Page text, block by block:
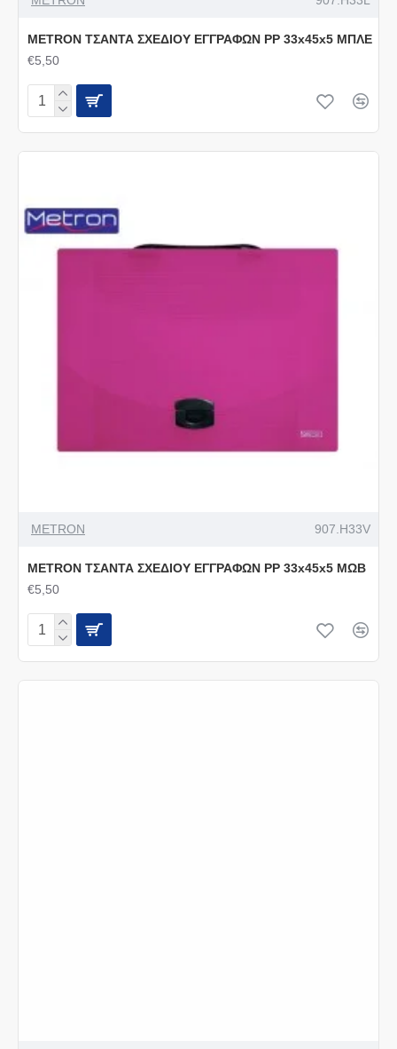
METRON ΤΣΑΝΤΑ ΣΧΕΔΙΟΥ ΕΓΓΡΑΦΩΝ PP 33x45x5 ΜΠΛΕ
€5,50
METRON 907.H33V
METRON ΤΣΑΝΤΑ ΣΧΕΔΙΟΥ ΕΓΓΡΑΦΩΝ PP 33x45x5 ΜΩΒ
€5,50